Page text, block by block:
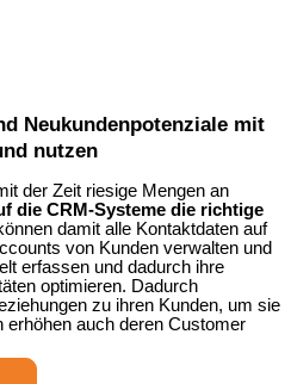
Neukundenpotenziale mit
nutzen
der Zeit riesige Mengen an
die CRM-Systeme die richtige
damit alle Kontaktdaten auf
von Kunden verwalten und
erfassen und dadurch ihre
optimieren. Dadurch
zu ihren Kunden, um sie
erhöhen auch deren Customer